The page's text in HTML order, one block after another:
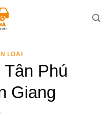
LOẠI
Tân Phú
Giang